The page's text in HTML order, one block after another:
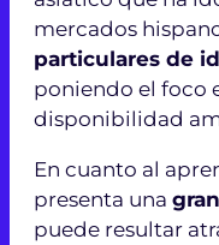
mercados
particulares de
poniendo el foco
disponibilidad
En cuanto al
presenta una
puede resultar